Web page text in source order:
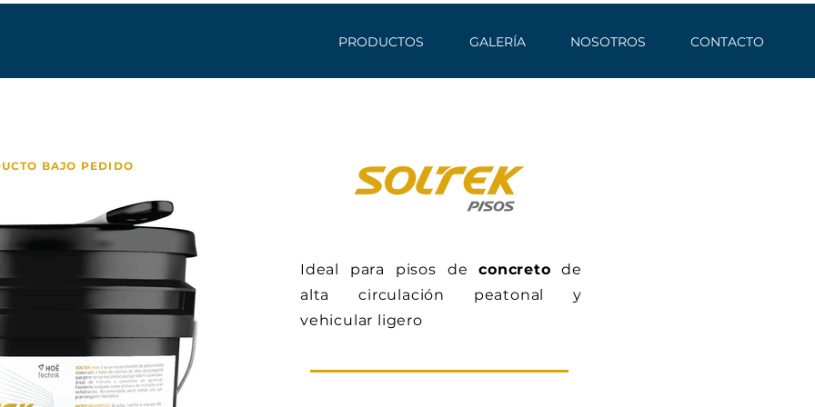
PRODUCTOS GALERÍA NOSOTROS CONTACTO
BAJO PEDIDO
Ideal para pisos deconcreto de
alta circulación peatonal y
vehicular ligero